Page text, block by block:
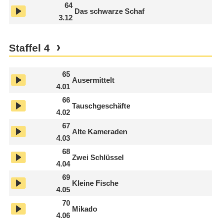
64
3.12
Das schwarze Schaf
Staffel 4
65
4.01
Ausermittelt
66
4.02
Tauschgeschäfte
67
4.03
Alte Kameraden
68
4.04
Zwei Schlüssel
69
4.05
Kleine Fische
70
4.06
Mikado